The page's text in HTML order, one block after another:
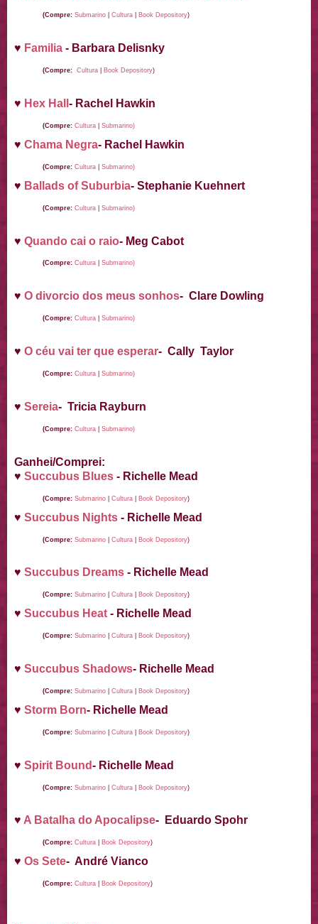
(Compre: Submarino| Cultura| Book Depository)
♥ Familia - Barbara Delisnky
(Compre: Cultura| Book Depository)
♥ Hex Hall - Rachel Hawkin
(Compre: Cultura| Submarino)
♥ Chama Negra- Rachel Hawkin
(Compre: Cultura| Submarino)
♥ Ballads of Suburbia- Stephanie Kuehnert
(Compre: Cultura| Submarino)
♥ Quando cai o raio- Meg Cabot
(Compre: Cultura| Submarino)
♥ O divorcio dos meus sonhos- Clare Dowling
(Compre: Cultura| Submarino)
♥ O céu vai ter que esperar- Cally Taylor
(Compre: Cultura| Submarino)
♥ Sereia- Tricia Rayburn
(Compre: Cultura| Submarino)
Ganhei/Comprei:
♥ Succubus Blues - Richelle Mead
(Compre: Submarino| Cultura| Book Depository)
♥ Succubus Nights - Richelle Mead
(Compre: Submarino| Cultura| Book Depository)
♥ Succubus Dreams - Richelle Mead
(Compre: Submarino| Cultura| Book Depository)
♥ Succubus Heat - Richelle Mead
(Compre: Submarino| Cultura| Book Depository)
♥ Succubus Shadows- Richelle Mead
(Compre: Submarino| Cultura| Book Depository)
♥ Storm Born- Richelle Mead
(Compre: Submarino| Cultura| Book Depository)
♥ Spirit Bound- Richelle Mead
(Compre: Submarino| Cultura| Book Depository)
♥ A Batalha do Apocalipse- Eduardo Spohr
(Compre: Cultura| Book Depository)
♥ Os Sete- André Vianco
(Compre: Cultura| Book Depository)